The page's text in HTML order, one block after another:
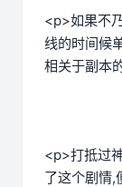
<p>如果不
线的时间候
相关于副本
<p>打抵过
了这个剧情,